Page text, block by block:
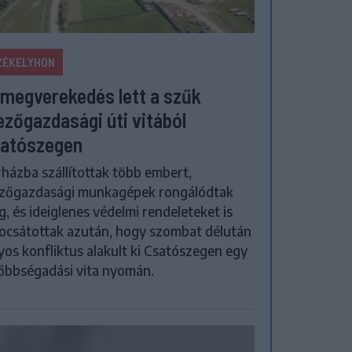
lett a szűk
úti vitából
szállítottak több embert,
munkagépek rongálódtak
és ideiglenes védelmi rendeleteket is
azután, hogy szombat délután
konfliktus alakult ki Csatószegen egy
vita nyomán.